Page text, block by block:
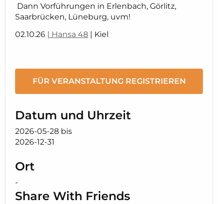
Dann Vorführungen in Erlenbach, Görlitz,
Saarbrücken, Lüneburg, uvm!
02.10.26 | Hansa 48 | Kiel
FÜR VERANSTALTUNG REGISTRIEREN
Datum und Uhrzeit
2026-05-28 bis
2026-12-31
Ort
-
Share With Friends